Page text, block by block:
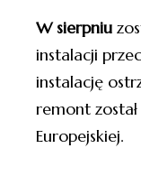
W sierpniu
instalacji
instalację
remont
Europejskiej.